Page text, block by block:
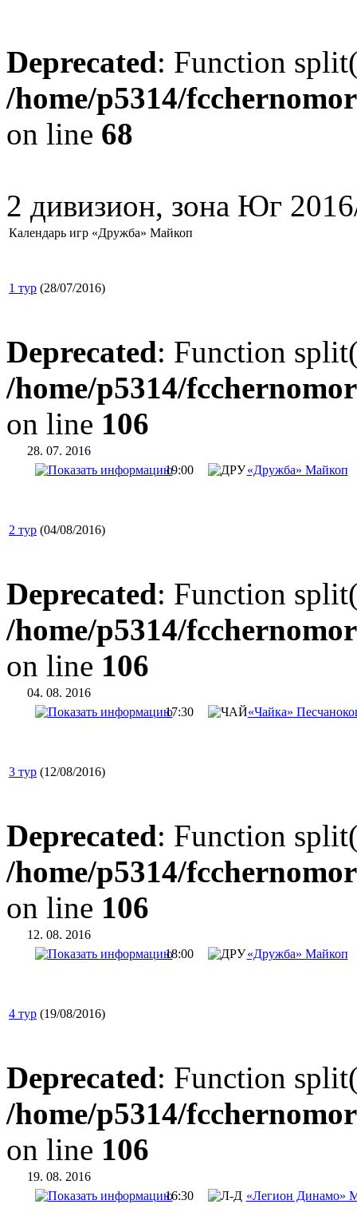
Deprecated: Function
/home/p5314/
on line 68
2 дивизион, зона Юг
Календарь игр «Дружба» Майкоп
1 тур (28/07/2016)
Deprecated: Function
/home/p5314/
on line 106
28. 07. 2016
19:00
«Дружба» Майкоп
2 тур (04/08/2016)
Deprecated: Function
/home/p5314/
on line 106
04. 08. 2016
17:30
«Чайка»
3 тур (12/08/2016)
Deprecated: Function
/home/p5314/
on line 106
12. 08. 2016
18:00
«Дружба» Майкоп
4 тур (19/08/2016)
Deprecated: Function
/home/p5314/
on line 106
19. 08. 2016
16:30
«Легион Динамо»